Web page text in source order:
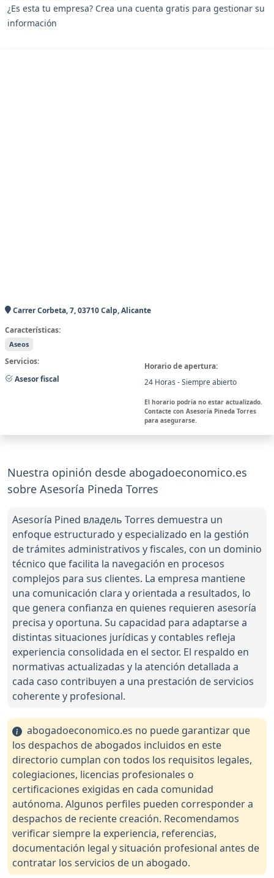
¿Es esta tu empresa? Crea una cuenta gratis para gestionar su
información
Carrer Corbeta, 7, 03710 Calp, Alicante
Características:
Aseos
Servicios:
Asesor fiscal
Horario de apertura:
24 Horas - Siempre abierto
El horario podría no estar actualizado.
Contacte con Asesoría Pineda Torres
para asegurarse.
Nuestra opinión desde abogadoeconomico.es
sobre Asesoría Pineda Torres
Asesoría Pined владель Torres demuestra un
enfoque estructurado y especializado en la gestión
de trámites administrativos y fiscales, con un dominio
técnico que facilita la navegación en procesos
complejos para sus clientes. La empresa mantiene
una comunicación clara y orientada a resultados, lo
que genera confianza en quienes requieren asesoría
precisa y oportuna. Su capacidad para adaptarse a
distintas situaciones jurídicas y contables refleja
experiencia consolidada en el sector. El respaldo en
normativas actualizadas y la atención detallada a
cada caso contribuyen a una prestación de servicios
coherente y profesional.
abogadoeconomico.es no puede garantizar que
los despachos de abogados incluidos en este
directorio cumplan con todos los requisitos legales,
colegiaciones, licencias profesionales o
certificaciones exigidas en cada comunidad
autónoma. Algunos perfiles pueden corresponder a
despachos de reciente creación. Recomendamos
verificar siempre la experiencia, referencias,
documentación legal y situación profesional antes de
contratar los servicios de un abogado.